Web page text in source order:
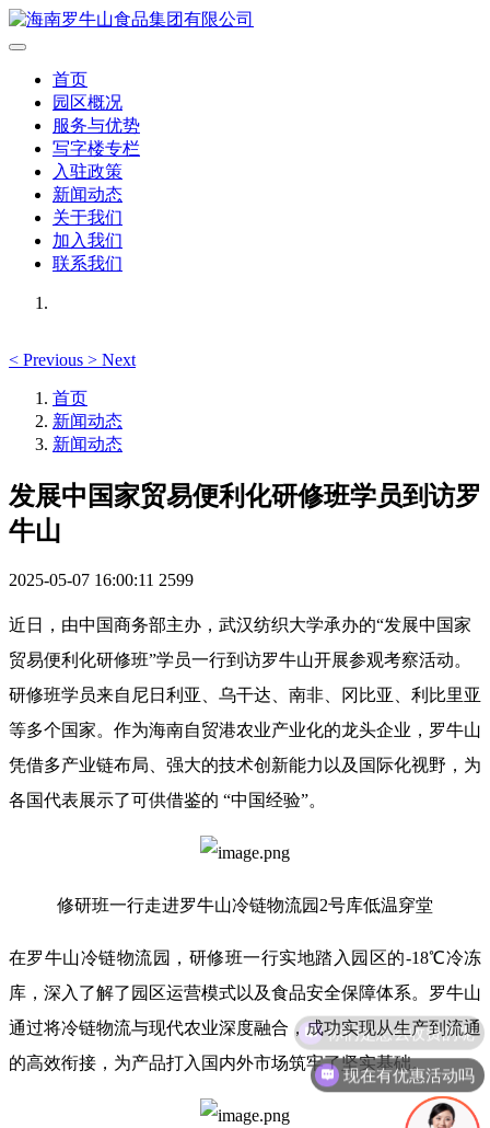
首页
园区概况
服务与优势
写字楼专栏
入驻政策
新闻动态
关于我们
加入我们
联系我们
< Previous > Next
首页
新闻动态
新闻动态
发展中国家贸易便利化研修班学员到访罗
牛山
2025-05-07 16:00:11 2599
近日，由中国商务部主办，武汉纺织大学承办的“发展中国家
贸易便利化研修班”学员一行到访罗牛山开展参观考察活动。
研修班学员来自尼日利亚、乌干达、南非、冈比亚、利比里亚
等多个国家。作为海南自贸港农业产业化的龙头企业，罗牛山
凭借多产业链布局、强大的技术创新能力以及国际化视野，为
各国代表展示了可供借鉴的 “中国经验”。
修研班一行走进罗牛山冷链物流园2号库低温穿堂
在罗牛山冷链物流园，研修班一行实地踏入园区的-18℃冷冻
库，深入了解了园区运营模式以及食品安全保障体系。罗牛山
通过将冷链物流与现代农业深度融合，成功实现从生产到流通
的高效衔接，为产品打入国内外市场筑牢了坚实基础。
你们是怎么收费的呢
现在有优惠活动吗